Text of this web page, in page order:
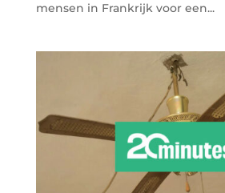
mensen in Frankrijk voor een...